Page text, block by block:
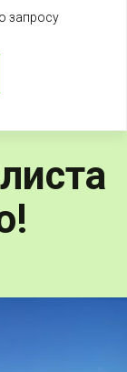
запросу